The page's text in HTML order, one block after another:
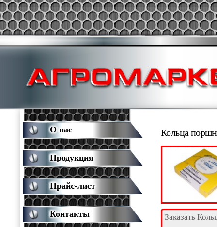
Кольца
Заказать
О нас
Продукция
Прайс-лист
Контакты